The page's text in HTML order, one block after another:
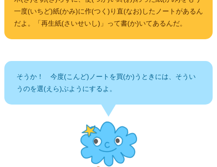
一度(いちど)紙(かみ)に作(つく)り直(なお)したノートがあるん
だよ。「再生紙(さいせいし)」って書(か)いてあるんだ。
そうか！ 今度(こんど)ノートを買(か)うときには、そうい
うのを選(えら)ぶようにするよ。